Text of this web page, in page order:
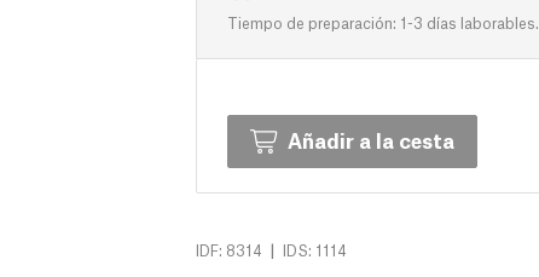
Tiempo de preparación: 1-3 días laborables.
Añadir a la cesta
IDF: 8314 | IDS: 1114